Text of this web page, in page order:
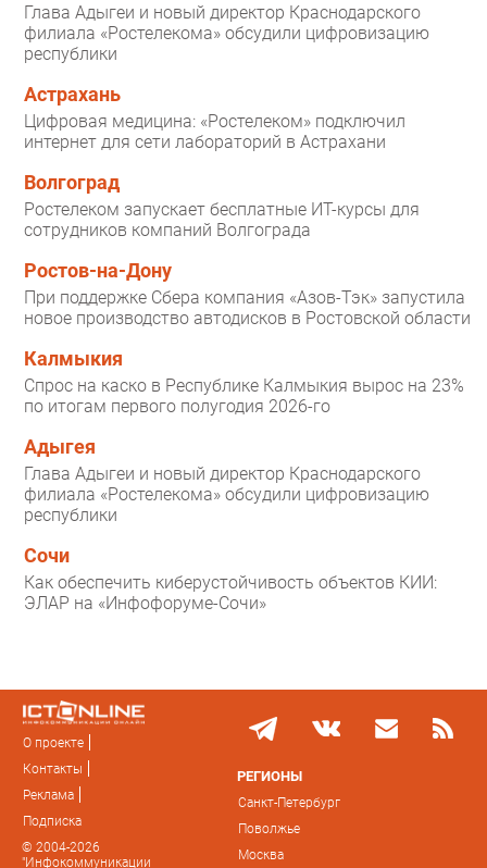
Глава Адыгеи и новый директор Краснодарского
филиала «Ростелекома» обсудили цифровизацию
республики
Астрахань
Цифровая медицина: «Ростелеком» подключил
интернет для сети лабораторий в Астрахани
Волгоград
Ростелеком запускает бесплатные ИТ-курсы для
сотрудников компаний Волгограда
Ростов-на-Дону
При поддержке Сбера компания «Азов-Тэк» запустила
новое производство автодисков в Ростовской области
Калмыкия
Спрос на каско в Республике Калмыкия вырос на 23%
по итогам первого полугодия 2026-го
Адыгея
Глава Адыгеи и новый директор Краснодарского
филиала «Ростелекома» обсудили цифровизацию
республики
Сочи
Как обеспечить киберустойчивость объектов КИИ:
ЭЛАР на «Инфофоруме-Сочи»
О проекте
Контакты
Реклама
Подписка
© 2004-2026
"Инфокоммуникации
РЕГИОНЫ
Санкт-Петербург
Поволжье
Москва